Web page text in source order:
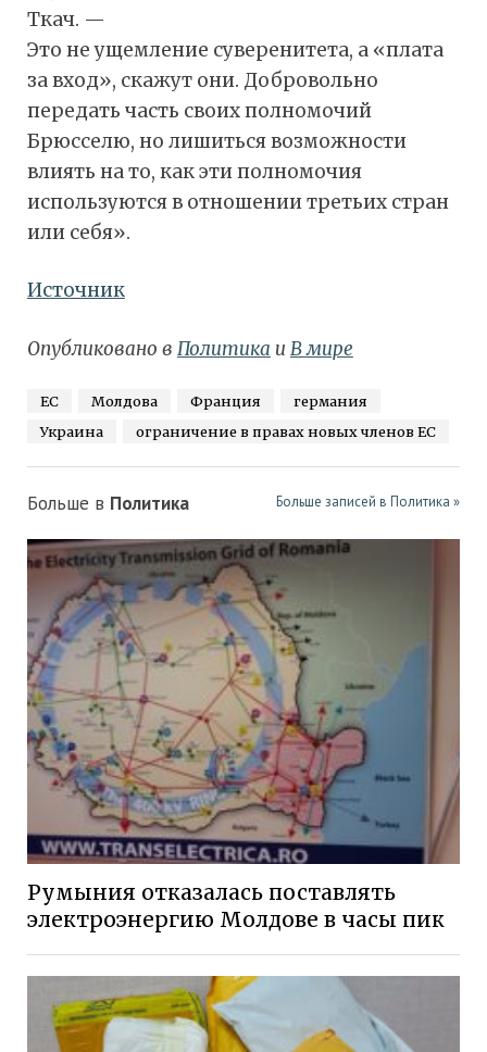
Ткач. —
Это не ущемление суверенитета, а «плата
за вход», скажут они. Добровольно
передать часть своих полномочий
Брюсселю, но лишиться возможности
влиять на то, как эти полномочия
используются в отношении третьих стран
или себя».
Источник
Опубликовано в Политика и В мире
ЕС Молдова Франция
германия
Украина
ограничение в правах новых членов ЕС
Больше в Политика Больше записей в Политика »
Румыния отказалась поставлять
электроэнергию Молдове в часы пик